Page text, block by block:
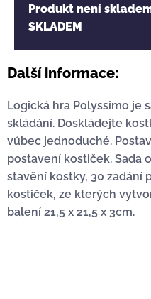
Produkt není
SKLADEM
Další informace:
Logická hra Polyssimo je
skládání. Doskládejte
vůbec jednoduché.
postavení kostiček. Sada
stavění kostky, 30 zadání
kostiček, ze kterých
balení 21,5 x 21,5 x 3cm.